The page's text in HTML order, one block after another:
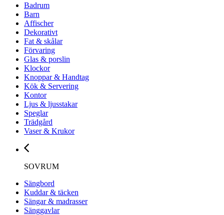
Badrum
Barn
Affischer
Dekorativt
Fat & skålar
Förvaring
Glas & porslin
Klockor
Knoppar & Handtag
Kök & Servering
Kontor
Ljus & ljusstakar
Speglar
Trädgård
Vaser & Krukor
SOVRUM
Sängbord
Kuddar & täcken
Sängar & madrasser
Sänggavlar